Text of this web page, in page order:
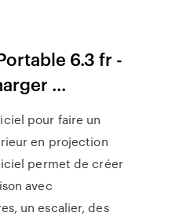
6.3 fr -
...
pour faire un
en projection
permet de créer
avec
un escalier, des